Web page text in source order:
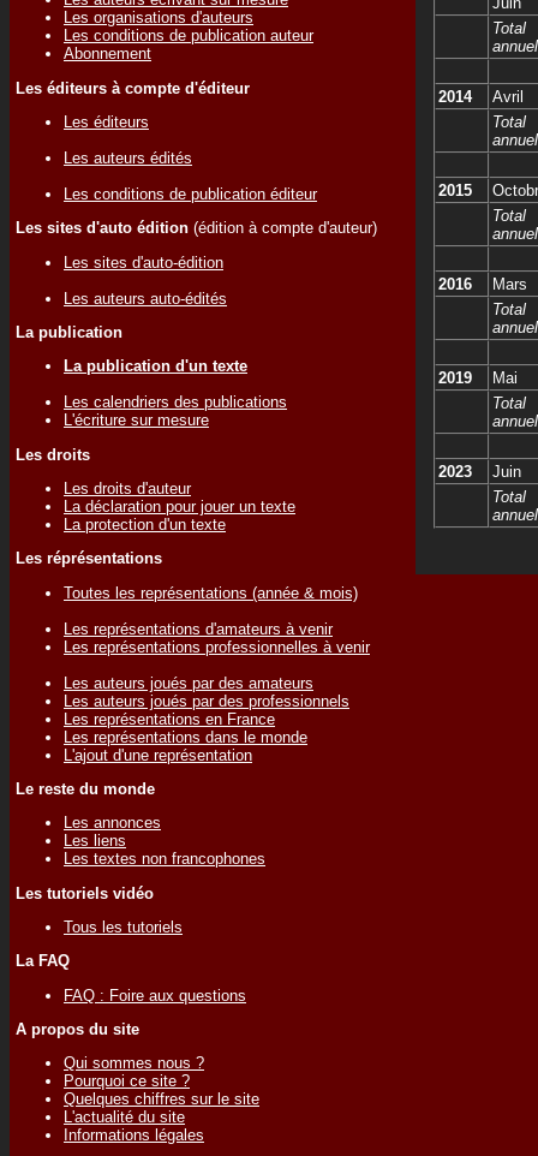
Les organisations d'auteurs
Les conditions de publication auteur
Abonnement
Les éditeurs à compte d'éditeur
Les éditeurs
Les auteurs édités
Les conditions de publication éditeur
Les sites d'auto édition (édition à compte d'auteur)
Les sites d'auto-édition
Les auteurs auto-édités
La publication
La publication d'un texte
Les calendriers des publications
L'écriture sur mesure
Les droits
Les droits d'auteur
La déclaration pour jouer un texte
La protection d'un texte
Les réprésentations
Toutes les représentations (année & mois)
Les représentations d'amateurs à venir
Les représentations professionnelles à venir
Les auteurs joués par des amateurs
Les auteurs joués par des professionnels
Les représentations en France
Les représentations dans le monde
L'ajout d'une représentation
Le reste du monde
Les annonces
Les liens
Les textes non francophones
Les tutoriels vidéo
Tous les tutoriels
La FAQ
FAQ : Foire aux questions
A propos du site
Qui sommes nous ?
Pourquoi ce site ?
Quelques chiffres sur le site
L'actualité du site
Informations légales
Total
annuel
2014
Avril
Total
annuel
2015
Total
annuel
2016
Mars
Total
annuel
2019
Mai
Total
annuel
2023
Juin
Total
annuel